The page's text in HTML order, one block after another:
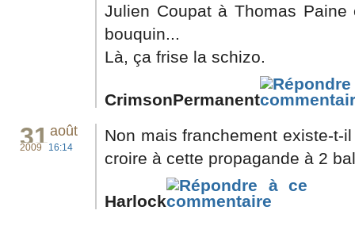
Julien Coupat à Thomas
bouquin...
Là, ça frise la schizo.
CrimsonPermanent
31août
2009 16:14
Non mais franchement existe-t-
croire à cette propagande à 2
Harlock